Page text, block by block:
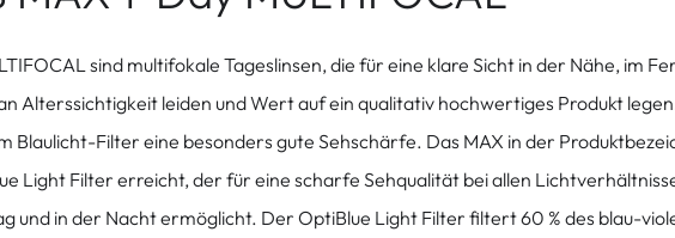
sind multifokale Tageslinsen, die für eine klare Sicht in der Nähe, im
Alterssichtigkeit leiden und Wert auf ein qualitativ hochwertiges Produkt
Blaulicht-Filter eine besonders gute Sehschärfe. Das MAX in der
Light Filter erreicht, der für eine scharfe Sehqualität bei allen
und in der Nacht ermöglicht. Der OptiBlue Light Filter filtert 60 % des blau-